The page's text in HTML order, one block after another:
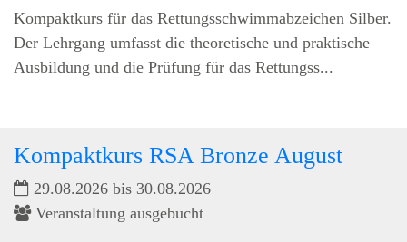
Kompaktkurs für das Rettungsschwimmabzeichen Silber.
Der Lehrgang umfasst die theoretische und praktische
Ausbildung und die Prüfung für das Rettungss...
Kompaktkurs RSA Bronze August
29.08.2026 bis 30.08.2026
Veranstaltung ausgebucht